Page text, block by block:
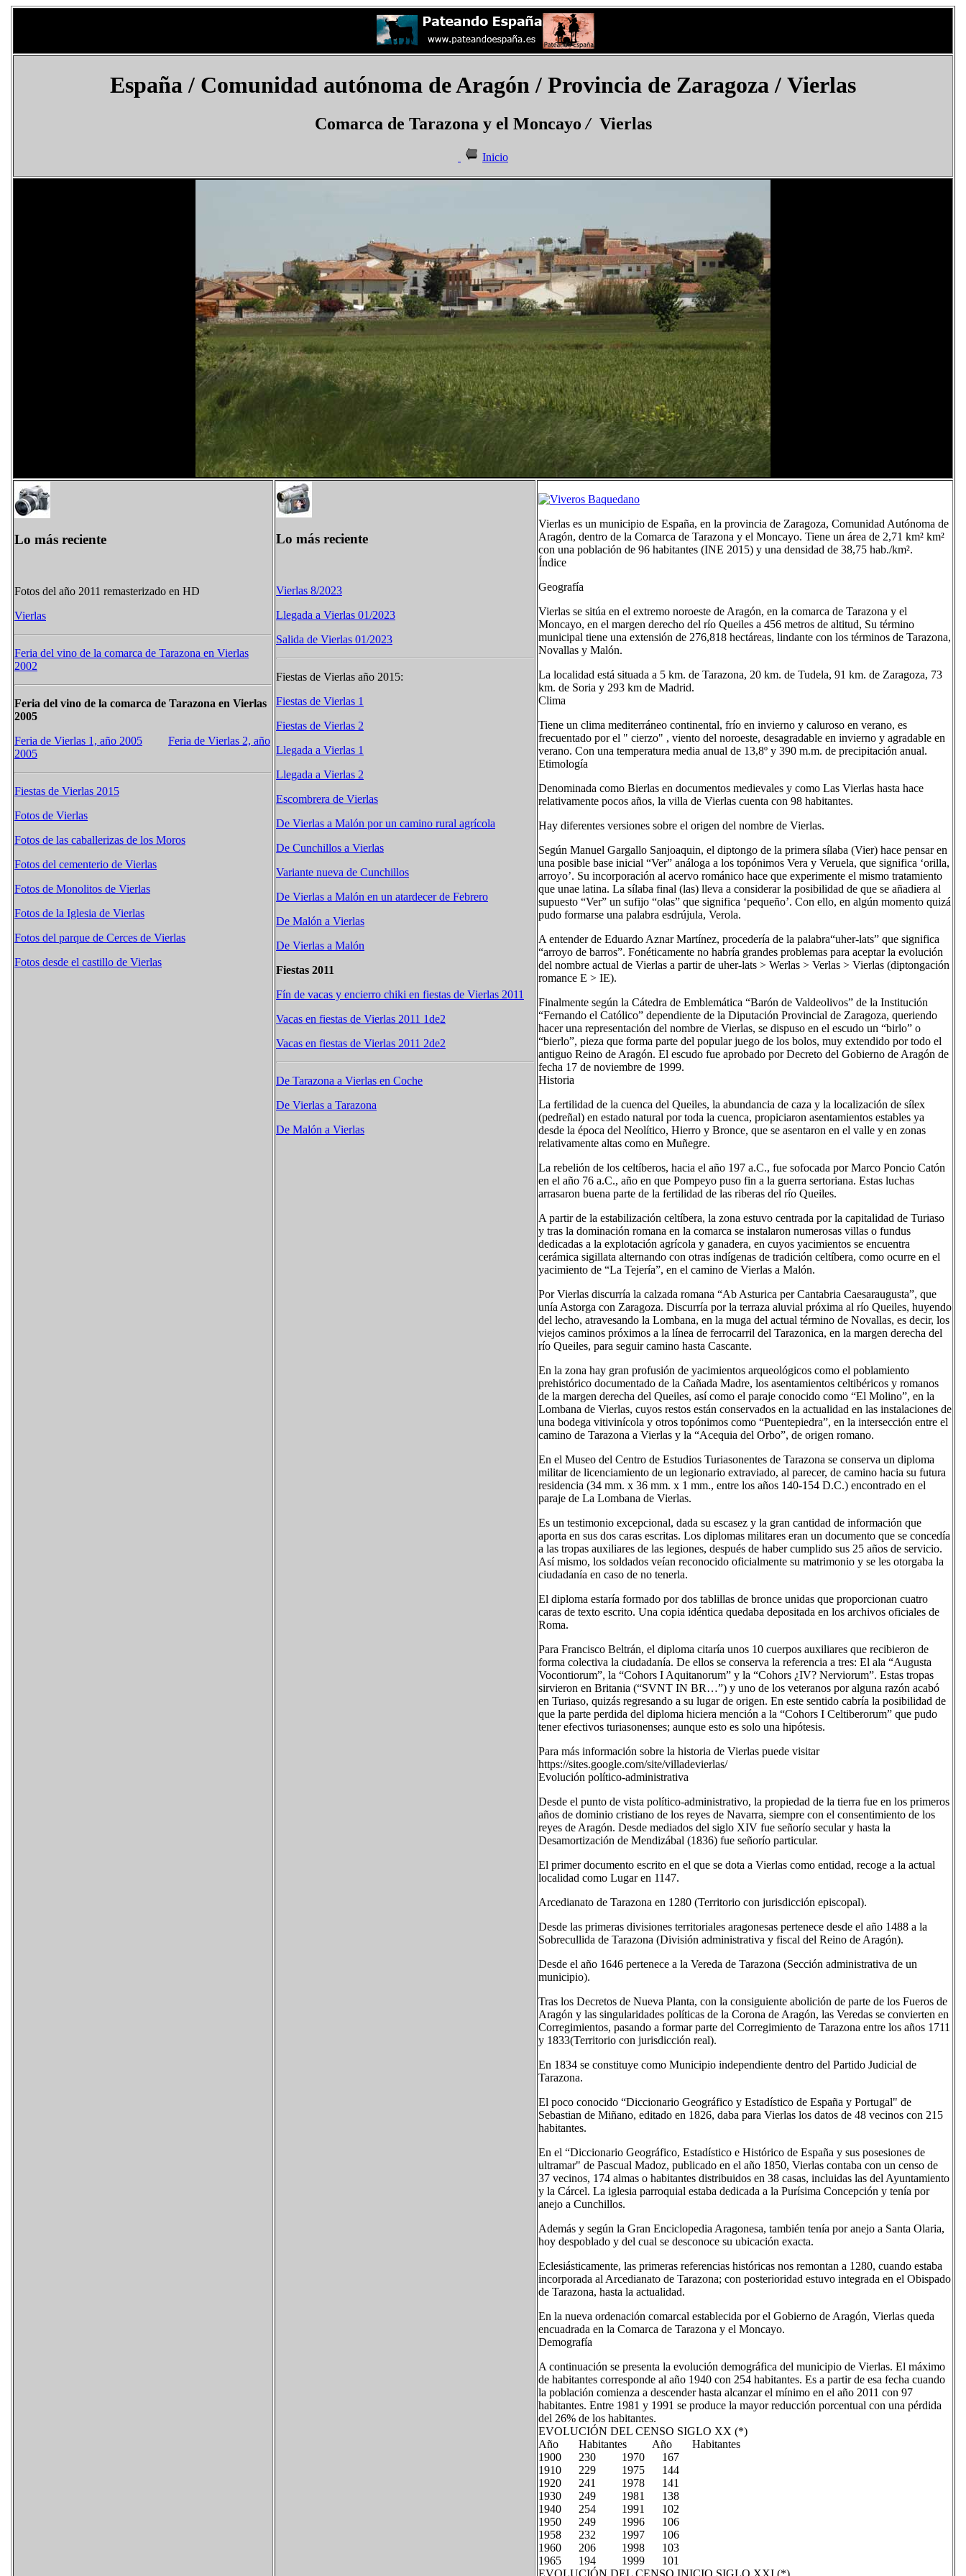
España / Comunidad autónoma de Aragón / Provincia de Zaragoza/ Vierlas
Comarca de Tarazona y el Moncayo / Vierlas
Inicio
Lo más reciente
Fotos del año 2011 remasterizado en HD
Vierlas
Feria del vino de la comarca de Tarazona en Vierlas
2002
Feria del vino de la comarca de Tarazona en Vierlas
2005
Feria de Vierlas 1, año 2005
Feria de Vierlas 2, año
2005
Fiestas de Vierlas 2015
Fotos de Vierlas
Fotos de las caballerizas de los Moros
Fotos del cementerio de Vierlas
Fotos de Monolitos de Vierlas
Fotos de la Iglesia de Vierlas
Fotos del parque de Cerces de Vierlas
Fotos desde el castillo de Vierlas
Lo más reciente
Vierlas 8/2023
Llegada a Vierlas 01/2023
Salida de Vierlas 01/2023
Fiestas de Vierlas año 2015:
Fiestas de Vierlas 1
Fiestas de Vierlas 2
Llegada a Vierlas 1
Llegada a Vierlas 2
Escombrera de Vierlas
De Vierlas a Malón por un camino rural agrícola
De Cunchillos a Vierlas
Variante nueva de Cunchillos
De Vierlas a Malón en un atardecer de Febrero
De Malón a Vierlas
De Vierlas a Malón
Fiestas 2011
Fín de vacas y encierro chiki en fiestas de Vierlas 2011
Vacas en fiestas de Vierlas 2011 1de2
Vacas en fiestas de Vierlas 2011 2de2
De Tarazona a Vierlas en Coche
De Vierlas a Tarazona
De Malón a Vierlas
Vierlas es un municipio de España, en la provincia de Zaragoza, Comunidad Autónoma de
Aragón, dentro de la Comarca de Tarazona y el Moncayo. Tiene un área de 2,71 km² km²
con una población de 96 habitantes (INE 2015) y una densidad de 38,75 hab./km².
Índice
Geografía
Vierlas se sitúa en el extremo noroeste de Aragón, en la comarca de Tarazona y el
Moncayo, en el margen derecho del río Queiles a 456 metros de altitud, Su término
municipal tiene una extensión de 276,818 hectáreas, lindante con los términos de Tarazona,
Novallas y Malón.
La localidad está situada a 5 km. de Tarazona, 20 km. de Tudela, 91 km. de Zaragoza, 73
km. de Soria y 293 km de Madrid.
Clima
Tiene un clima mediterráneo continental, frío en invierno y caluroso en verano, es
frecuentado por el " cierzo" , viento del noroeste, desagradable en invierno y agradable en
verano. Con una temperatura media anual de 13,8º y 390 m.m. de precipitación anual.
Etimología
Denominada como Bierlas en documentos medievales y como Las Vierlas hasta hace
relativamente pocos años, la villa de Vierlas cuenta con 98 habitantes.
Hay diferentes versiones sobre el origen del nombre de Vierlas.
Según Manuel Gargallo Sanjoaquin, el diptongo de la primera sílaba (Vier) hace pensar en
una posible base inicial “Ver” análoga a los topónimos Vera y Veruela, que significa ‘orilla,
arroyo’. Su incorporación al acervo románico hace que experimente el mismo tratamiento
que unae latina. La sílaba final (las) lleva a considerar la posibilidad de que se añadiera al
supuesto “Ver” un sufijo “olas” que significa ‘pequeño’. Con ello, en algún momento quizá
pudo formarse una palabra esdrújula, Verola.
A entender de Eduardo Aznar Martínez, procedería de la palabra“uher-lats” que significa
“arroyo de barros”. Fonéticamente no habría grandes problemas para aceptar la evolución
del nombre actual de Vierlas a partir de uher-lats > Werlas > Verlas > Vierlas (diptongación
romance E > IE).
Finalmente según la Cátedra de Emblemática “Barón de Valdeolivos” de la Institución
“Fernando el Católico” dependiente de la Diputación Provincial de Zaragoza, queriendo
hacer una representación del nombre de Vierlas, se dispuso en el escudo un “birlo” o
“bierlo”, pieza que forma parte del popular juego de los bolos, muy extendido por todo el
antiguo Reino de Aragón. El escudo fue aprobado por Decreto del Gobierno de Aragón de
fecha 17 de noviembre de 1999.
Historia
La fertilidad de la cuenca del Queiles, la abundancia de caza y la localización de sílex
(pedreñal) en estado natural por toda la cuenca, propiciaron asentamientos estables ya
desde la época del Neolítico, Hierro y Bronce, que se asentaron en el valle y en zonas
relativamente altas como en Muñegre.
La rebelión de los celtíberos, hacia el año 197 a.C., fue sofocada por Marco Poncio Catón
en el año 76 a.C., año en que Pompeyo puso fin a la guerra sertoriana. Estas luchas
arrasaron buena parte de la fertilidad de las riberas del río Queiles.
A partir de la estabilización celtíbera, la zona estuvo centrada por la capitalidad de Turiaso
y tras la dominación romana en la comarca se instalaron numerosas villas o fundus
dedicadas a la explotación agrícola y ganadera, en cuyos yacimientos se encuentra
cerámica sigillata alternando con otras indígenas de tradición celtíbera, como ocurre en el
yacimiento de “La Tejería”, en el camino de Vierlas a Malón.
Por Vierlas discurría la calzada romana “Ab Asturica per Cantabria Caesaraugusta”, que
unía Astorga con Zaragoza. Discurría por la terraza aluvial próxima al río Queiles, huyendo
del lecho, atravesando la Lombana, en la muga del actual término de Novallas, es decir, los
viejos caminos próximos a la línea de ferrocarril del Tarazonica, en la margen derecha del
río Queiles, para seguir camino hasta Cascante.
En la zona hay gran profusión de yacimientos arqueológicos como el poblamiento
prehistórico documentado de la Cañada Madre, los asentamientos celtibéricos y romanos
de la margen derecha del Queiles, así como el paraje conocido como “El Molino”, en la
Lombana de Vierlas, cuyos restos están conservados en la actualidad en las instalaciones de
una bodega vitivinícola y otros topónimos como “Puentepiedra”, en la intersección entre el
camino de Tarazona a Vierlas y la “Acequia del Orbo”, de origen romano.
En el Museo del Centro de Estudios Turiasonentes de Tarazona se conserva un diploma
militar de licenciamiento de un legionario extraviado, al parecer, de camino hacia su futura
residencia (34 mm. x 36 mm. x 1 mm., entre los años 140-154 D.C.) encontrado en el
paraje de La Lombana de Vierlas.
Es un testimonio excepcional, dada su escasez y la gran cantidad de información que
aporta en sus dos caras escritas. Los diplomas militares eran un documento que se concedía
a las tropas auxiliares de las legiones, después de haber cumplido sus 25 años de servicio.
Así mismo, los soldados veían reconocido oficialmente su matrimonio y se les otorgaba la
ciudadanía en caso de no tenerla.
El diploma estaría formado por dos tablillas de bronce unidas que proporcionan cuatro
caras de texto escrito. Una copia idéntica quedaba depositada en los archivos oficiales de
Roma.
Para Francisco Beltrán, el diploma citaría unos 10 cuerpos auxiliares que recibieron de
forma colectiva la ciudadanía. De ellos se conserva la referencia a tres: El ala “Augusta
Vocontiorum”, la “Cohors I Aquitanorum” y la “Cohors ¿IV? Nerviorum”. Estas tropas
sirvieron en Britania (“SVNT IN BR…”) y uno de los veteranos por alguna razón acabó
en Turiaso, quizás regresando a su lugar de origen. En este sentido cabría la posibilidad de
que la parte perdida del diploma hiciera mención a la “Cohors I Celtiberorum” que pudo
tener efectivos turiasonenses; aunque esto es solo una hipótesis.
Para más información sobre la historia de Vierlas puede visitar
https://sites.google.com/site/villadevierlas/
Evolución político-administrativa
Desde el punto de vista político-administrativo, la propiedad de la tierra fue en los primeros
años de dominio cristiano de los reyes de Navarra, siempre con el consentimiento de los
reyes de Aragón. Desde mediados del siglo XIV fue señorío secular y hasta la
Desamortización de Mendizábal (1836) fue señorío particular.
El primer documento escrito en el que se dota a Vierlas como entidad, recoge a la actual
localidad como Lugar en 1147.
Arcedianato de Tarazona en 1280 (Territorio con jurisdicción episcopal).
Desde las primeras divisiones territoriales aragonesas pertenece desde el año 1488 a la
Sobrecullida de Tarazona (División administrativa y fiscal del Reino de Aragón).
Desde el año 1646 pertenece a la Vereda de Tarazona (Sección administrativa de un
municipio).
Tras los Decretos de Nueva Planta, con la consiguiente abolición de parte de los Fueros de
Aragón y las singularidades políticas de la Corona de Aragón, las Veredas se convierten en
Corregimientos, pasando a formar parte del Corregimiento de Tarazona entre los años 1711
y 1833(Territorio con jurisdicción real).
En 1834 se constituye como Municipio independiente dentro del Partido Judicial de
Tarazona.
El poco conocido “Diccionario Geográfico y Estadístico de España y Portugal" de
Sebastian de Miñano, editado en 1826, daba para Vierlas los datos de 48 vecinos con 215
habitantes.
En el “Diccionario Geográfico, Estadístico e Histórico de España y sus posesiones de
ultramar" de Pascual Madoz, publicado en el año 1850, Vierlas contaba con un censo de
37 vecinos, 174 almas o habitantes distribuidos en 38 casas, incluidas las del Ayuntamiento
y la Cárcel. La iglesia parroquial estaba dedicada a la Purísima Concepción y tenía por
anejo a Cunchillos.
Además y según la Gran Enciclopedia Aragonesa, también tenía por anejo a Santa Olaria,
hoy despoblado y del cual se desconoce su ubicación exacta.
Eclesiásticamente, las primeras referencias históricas nos remontan a 1280, cuando estaba
incorporada al Arcedianato de Tarazona; con posterioridad estuvo integrada en el Obispado
de Tarazona, hasta la actualidad.
En la nueva ordenación comarcal establecida por el Gobierno de Aragón, Vierlas queda
encuadrada en la Comarca de Tarazona y el Moncayo.
Demografía
A continuación se presenta la evolución demográfica del municipio de Vierlas. El máximo
de habitantes corresponde al año 1940 con 254 habitantes. Es a partir de esa fecha cuando
la población comienza a descender hasta alcanzar el mínimo en el año 2011 con 97
habitantes. Entre 1981 y 1991 se produce la mayor reducción porcentual con una pérdida
del 26% de los habitantes.
EVOLUCIÓN DEL CENSO SIGLO XX (*)
Año Habitantes Año Habitantes
1900 230 1970 167
1910 229 1975 144
1920 241 1978 141
1930 249 1981 138
1940 254 1991 102
1950 249 1996 106
1958 232 1997 106
1960 206 1998 103
1965 194 1999 101
EVOLUCIÓN DEL CENSO INICIO SIGLO XXI (*)